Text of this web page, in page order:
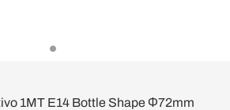
1MT E14 Bottle Shape Ф72mm